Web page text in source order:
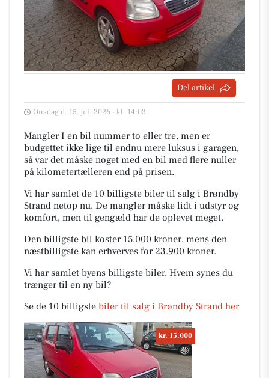
Del artikel
Onsdag d. 15. jul. 2026 - kl. 14:03
Mangler I en bil nummer to eller tre, men er
budgettet ikke lige til endnu mere luksus i garagen,
så var det måske noget med en bil med flere nuller
på kilometertælleren end på prisen.
Vi har samlet de 10 billigste biler til salg i Brøndby
Strand netop nu. De mangler måske lidt i udstyr og
komfort, men til gengæld har de oplevet meget.
Den billigste bil koster 15.000 kroner, mens den
næstbilligste kan erhverves for 23.900 kroner.
Vi har samlet byens billigste biler. Hvem synes du
trænger til en ny bil?
Se de 10 billigste biler til salg i Brøndby Strand her
kr. 15.000